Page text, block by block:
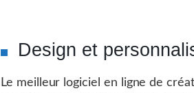
Design et
Le meilleur logiciel en ligne de